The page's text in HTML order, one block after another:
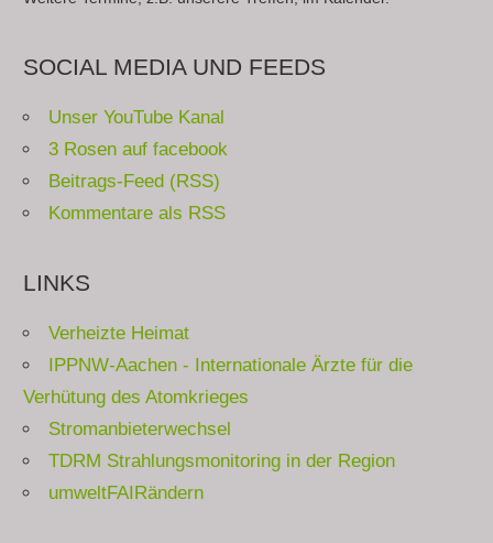
SOCIAL MEDIA UND FEEDS
Unser YouTube Kanal
3 Rosen auf facebook
Beitrags-Feed (RSS)
Kommentare als RSS
LINKS
Verheizte Heimat
IPPNW-Aachen - Internationale Ärzte für die
Verhütung des Atomkrieges
Stromanbieterwechsel
TDRM Strahlungsmonitoring in der Region
umweltFAIRändern